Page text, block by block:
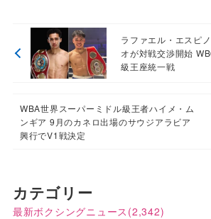
ラファエル・エスピ
オが対戦交渉開始
級王座統一戦
WBA世界スーパーミドル級王者ハイメ・ム
ンギア 9月のカネロ出場のサウジアラビア
興行でV1戦決定
カテゴリー
最新ボクシングニュース (2,342)